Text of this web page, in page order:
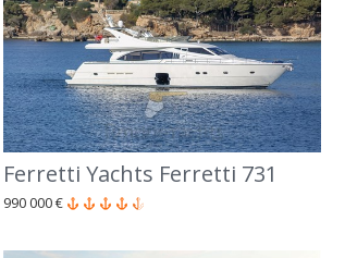
Ferretti Yachts Ferretti 731
990 000 €